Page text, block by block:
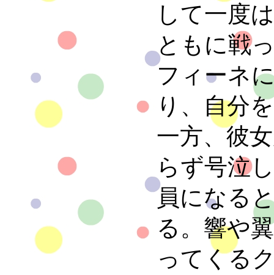
して一度
ともに戦
フィーネ
り、自分
一方、彼
らず号泣
員になる
る。響や
ってくる